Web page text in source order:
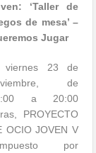
‘Taller de
de mesa’ –
Jugar
viernes 23 de
de
a 20:00
PROYECTO
OCIO JOVEN V
por